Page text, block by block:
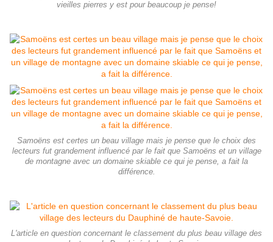
vieilles pierres y est pour beaucoup je pense!
Samoëns est certes un beau village mais je pense que le choix des
lecteurs fut grandement influencé par le fait que Samoëns et un village
de montagne avec un domaine skiable ce qui je pense, a fait la
différence.
L'article en question concernant le classement du plus beau village des